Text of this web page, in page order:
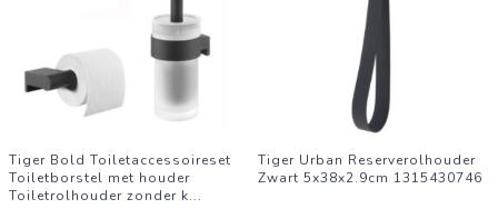
Tiger Bold Toiletaccessoireset
Toiletborstel met houder
Toiletrolhouder zonder k...
Tiger Urban Reserverolhouder
Zwart 5x38x2.9cm 1315430746